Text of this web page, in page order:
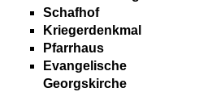
Schafhof
Kriegerdenkmal
Pfarrhaus
Evangelische
Georgskirche